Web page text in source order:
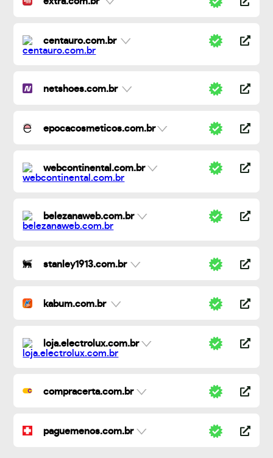
centauro.com.br
netshoes.com.br
epocacosmeticos.com.br
webcontinental.com.br
belezanaweb.com.br
stanley1913.com.br
kabum.com.br
loja.electrolux.com.br
compracerta.com.br
paguemenos.com.br